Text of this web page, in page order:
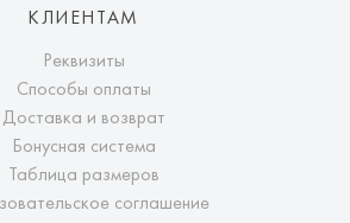
КЛИЕНТАМ
Реквизиты
Способы оплаты
Доставка и возврат
Бонусная система
Таблица размеров
соглашение